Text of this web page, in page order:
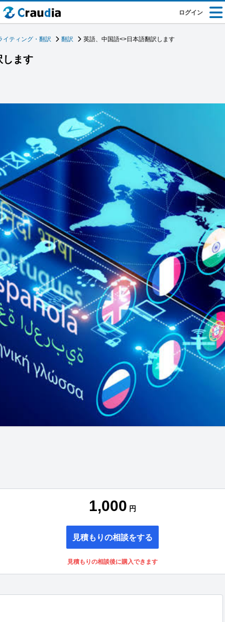
ログイン
イティング・翻訳 翻訳 英語、中国語<>日本語翻訳します
します
1,000 円
見積もりの相談をする
見積もりの相談後に購入できます